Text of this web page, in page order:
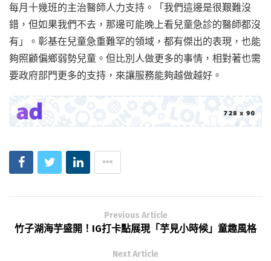
每月十幾班的主治醫師人力支持。「我們這邊是很艱難沒
錯，但如果我們不去，那邊可能晚上看兒童急診的醫師都沒
有」。彰基在兒童急重難罕的領域，都有傑出的表現，也能
夠照顧偏鄉弱勢兒童。但比別人做更多的事情，相對著也需
要政府部門更多的支持，來讓服務能夠越做越好。
Previous Article
竹子湖海芋盛開！IG打卡點展現「芋見小時候」童趣風格
Next Article